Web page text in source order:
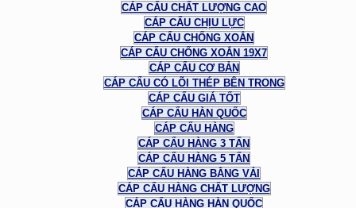
CÁP CẨU CHẤT LƯỢNG CAO
CÁP CẨU CHỊU LỰC
CÁP CẨU CHỐNG XOẮN
CÁP CẨU CHỐNG XOẮN 19X7
CÁP CẨU CƠ BẢN
CÁP CẨU CÓ LÕI THÉP BÊN TRONG
CÁP CẨU GIÁ TỐT
CÁP CẨU HÀN QUỐC
CÁP CẨU HÀNG
CÁP CẨU HÀNG 3 TẤN
CÁP CẨU HÀNG 5 TẤN
CÁP CẨU HÀNG BẰNG VẢI
CÁP CẨU HÀNG CHẤT LƯỢNG
CÁP CẨU HÀNG HÀN QUỐC